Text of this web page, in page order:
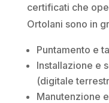
certificati che
Ortolani sono in
Puntamento e
Installazione e
(digitale
Manutenzione